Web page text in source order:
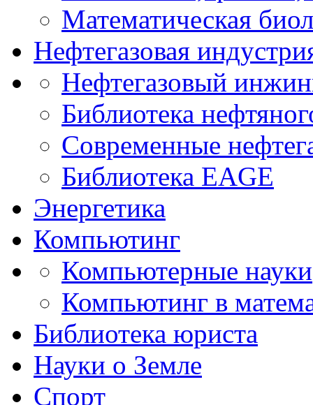
Математическая
Нефтегазовая
Нефтегазовый
Библиотека
Современные
Библиотека EAGE
Энергетика
Компьютинг
Компьютерные науки
Компьютинг в
Библиотека юриста
Науки о Земле
Спорт